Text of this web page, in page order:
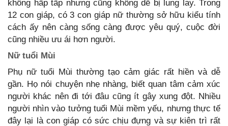
không hấp tấp nhưng cũng không dễ bị lung lay. Trong
12 con giáp, có 3 con giáp nữ thường sở hữu kiểu tính
cách ấy nên càng sống càng được yêu quý, cuộc đời
cũng nhiều ưu ái hơn người.
Nữ tuổi Mùi
Phụ nữ tuổi Mùi thường tạo cảm giác rất hiền và dễ
gần. Họ nói chuyện nhẹ nhàng, biết quan tâm cảm xúc
người khác nên đi tới đâu cũng ít gây xung đột. Nhiều
người nhìn vào tưởng tuổi Mùi mềm yếu, nhưng thực tế
đây lại là con giáp có sức chịu đựng và sự kiên trì rất